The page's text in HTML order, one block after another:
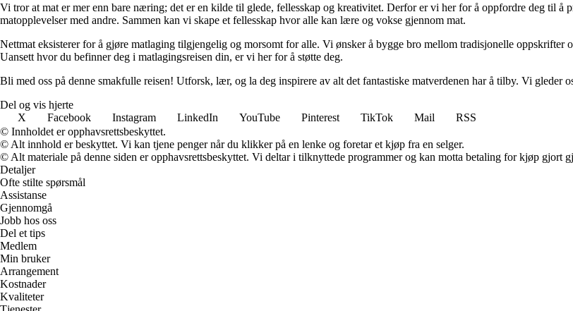
Vi tror at mat er mer enn bare næring; det er en kilde til glede, fellesskap og kreativitet. Derfor er vi her for å oppfordre deg til å
matopplevelser med andre. Sammen kan vi skape et fellesskap hvor alle kan lære og vokse gjennom mat.
Nettmat eksisterer for å gjøre matlaging tilgjengelig og morsomt for alle. Vi ønsker å bygge bro mellom tradisjonelle
Uansett hvor du befinner deg i matlagingsreisen din, er vi her for å støtte deg.
Bli med oss på denne smakfulle reisen! Utforsk, lær, og la deg inspirere av alt det fantastiske matverdenen har å tilby. Vi gleder
Del og vis hjerte
X
Facebook Instagram LinkedIn YouTube Pinterest TikTok Mail
RSS
© Innholdet er opphavsrettsbeskyttet.
© Alt innhold er beskyttet. Vi kan tjene penger når du klikker på en lenke og foretar et kjøp fra en selger.
© Alt materiale på denne siden er opphavsrettsbeskyttet. Vi deltar i tilknyttede programmer og kan motta betaling for kjøp gjort
Detaljer
Ofte stilte spørsmål
Assistanse
Gjennomgå
Jobb hos oss
Del et tips
Medlem
Min bruker
Arrangement
Kostnader
Kvaliteter